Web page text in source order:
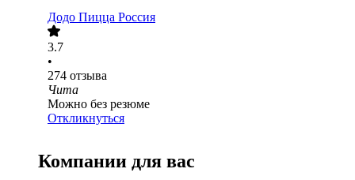
Додо Пицца Россия
3.7
•
274 отзыва
Чита
Можно без резюме
Откликнуться
Компании для вас